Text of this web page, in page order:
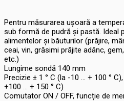
Pentru măsurarea ușoară a
sub formă de pudră și pastă. Ideal
alimentelor și băuturilor (prăjire,
ceai, vin, grăsimi prăjite adânc,
etc.)
Lungime sondă 140 mm
Precizie ± 1 ° C (la -10 ... + 100 °
+100 ... + 150 ° C)
Comutator ON / OFF, funcție de